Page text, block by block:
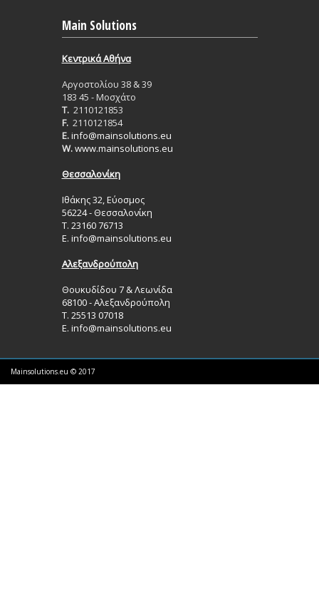
Main Solutions
Κεντρικά Aθήνα
Aργοστολίου 38 & 39
183 45 - Μοσχάτο
T.2110121853
F.2110121854
E.info@mainsolutions.eu
W.www.mainsolutions.eu
Θεσσαλονίκη
Ιθάκης 32, Εύοσμος
56224 - Θεσσαλονίκη
Τ. 23160 76713
Ε. info@mainsolutions.eu
Αλεξανδρούπολη
Θουκυδίδου 7 & Λεωνίδα
68100 - Αλεξανδρούπολη
Τ. 25513 07018
Ε. info@mainsolutions.eu
Mainsolutions.eu © 2017